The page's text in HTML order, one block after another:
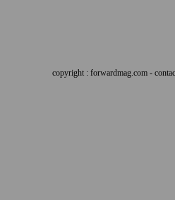
copyright : forwardmag.com -